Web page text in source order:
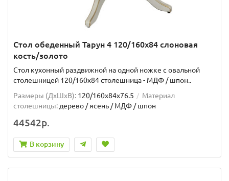
Стол обеденный Тарун 4 120/160х84 слоновая
кость/золото
Стол кухонный раздвижной на одной ножке с овальной
столешницей 120/160х84 столешница - МДФ / шпон..
Размеры (ДхШxВ): 120/160х84х76.5
Материал
столешницы: дерево / ясень / МДФ / шпон
44542р.
В корзину